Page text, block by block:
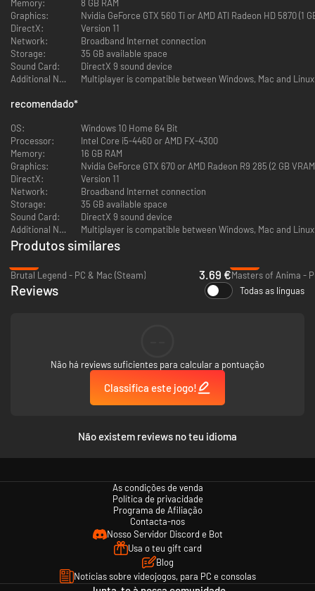
Memory:
8 GB RAM
Graphics:
Nvidia GeForce GTX 560 Ti or AMD ATI Radeon HD 5870 (1
DirectX:
Version 11
Network:
Broadband Internet connection
Storage:
35 GB available space
Sound Card:
DirectX 9 sound device
Additional Notes:
Multiplayer is compatible between Windows, Mac and
recomendado*
OS:
Windows 10 Home 64 Bit
Processor:
Intel Core i5-4460 or AMD FX-4300
Memory:
16 GB RAM
Graphics:
Nvidia GeForce GTX 670 or AMD Radeon R9 285 (2 GB
DirectX:
Version 11
Network:
Broadband Internet connection
Storage:
35 GB available space
Sound Card:
DirectX 9 sound device
Additional Notes:
Multiplayer is compatible between Windows, Mac and
Produtos similares
Brutal Legend - PC & Mac (Steam)
3.69 €Masters of Anima -
Reviews Todas as línguas
Não há reviews suficientes para calcular a pontuação
Classifica este jogo!
Não existem reviews no teu idioma
As condições de venda
Política de privacidade
Programa de Afiliação
Contacta-nos
Nosso Servidor Discord e Bot
Usa o teu gift card
Blog
Notícias sobre videojogos, para PC e consolas